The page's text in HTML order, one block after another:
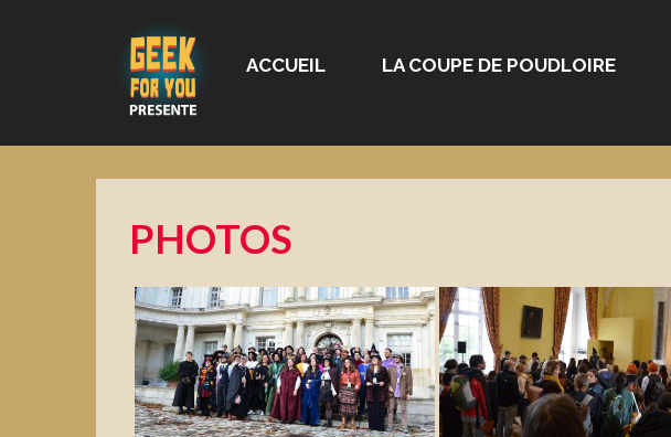
ACCUEIL LA COUPE DE POUDLOIRE
PHOTOS